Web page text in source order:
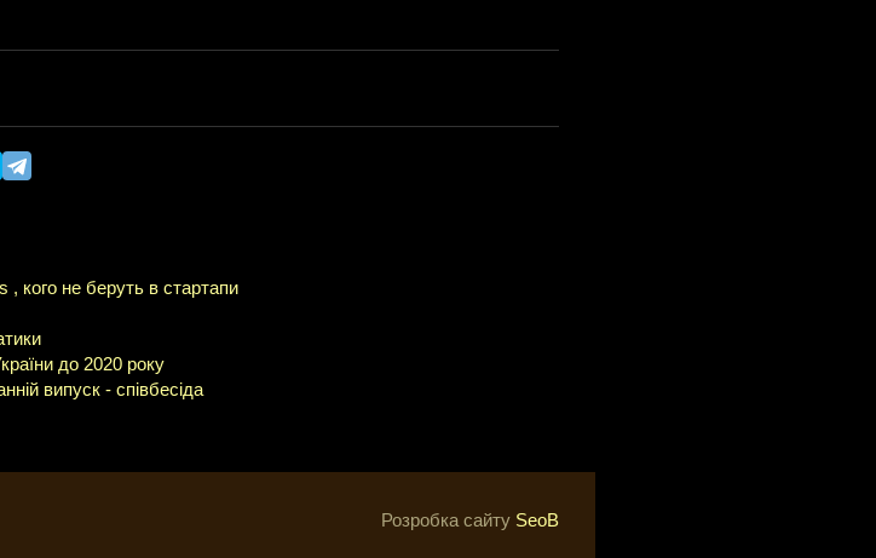
, кого не беруть в стартапи
до 2020 року
випуск - співбесіда
Розробка сайту SeoB